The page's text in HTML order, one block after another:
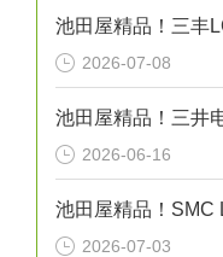
2026-07-08
2026-06-16
2026-07-03